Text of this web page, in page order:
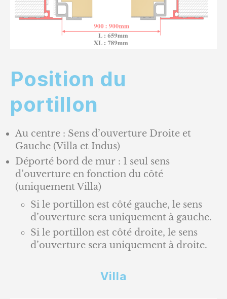
Position du
portillon
Au centre : Sens d’ouverture Droite et
Gauche (Villa et Indus)
Déporté bord de mur : 1 seul sens
d’ouverture en fonction du côté
(uniquement Villa)
Si le portillon est côté gauche, le sens
d’ouverture sera uniquement à gauche.
Si le portillon est côté droite, le sens
d’ouverture sera uniquement à droite.
Villa